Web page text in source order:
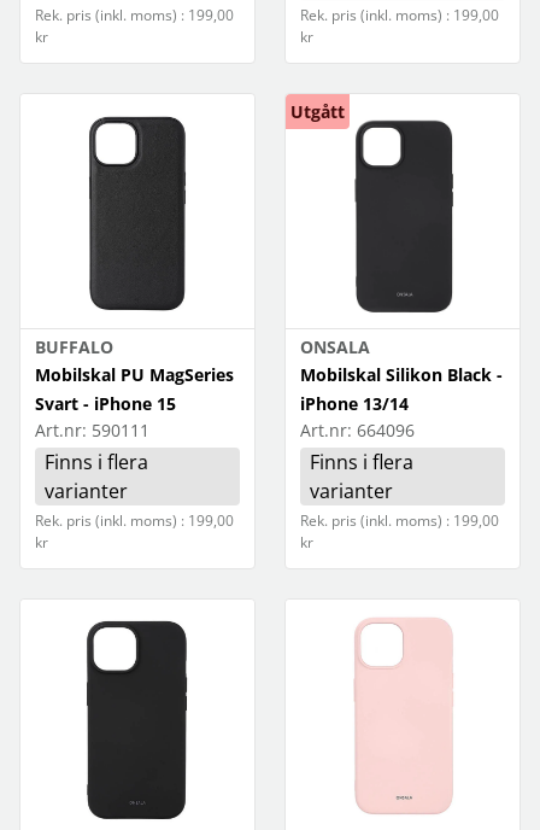
Samsung A26
Samsung A36
Samsung A37
Samsung A56
Samsung A57
Google Pixel 10/10 Pro
Rek. pris (inkl. moms) : 199,00
kr
Rek. pris (inkl. moms) : 199,00
kr
BUFFALO
Mobilskal PU MagSeries
Svart - iPhone 15
Art.nr: 590111
Finns i flera
varianter
Rek. pris (inkl. moms) : 199,00
kr
Utgått
ONSALA
Mobilskal Silikon Black -
iPhone 13/14
Art.nr: 664096
Finns i flera
varianter
Rek. pris (inkl. moms) : 199,00
kr